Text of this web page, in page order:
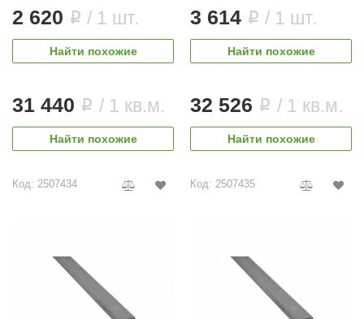
2 620 i / 1 шт.
Найти похожие
31 440 i / 1 кв.м.
Найти похожие
3 614 i / 1 шт.
Найти похожие
32 526 i / 1 кв.м.
Найти похожие
Код: 2507434 Код: 2507435